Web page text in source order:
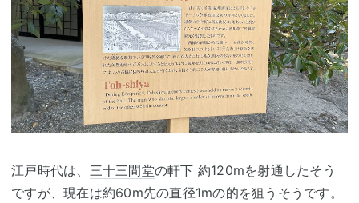
江戸時代は、 三十三間堂の軒下 約120mを射通したそう
ですが、現在は約60m先の直径1mの的を狙うそうです。